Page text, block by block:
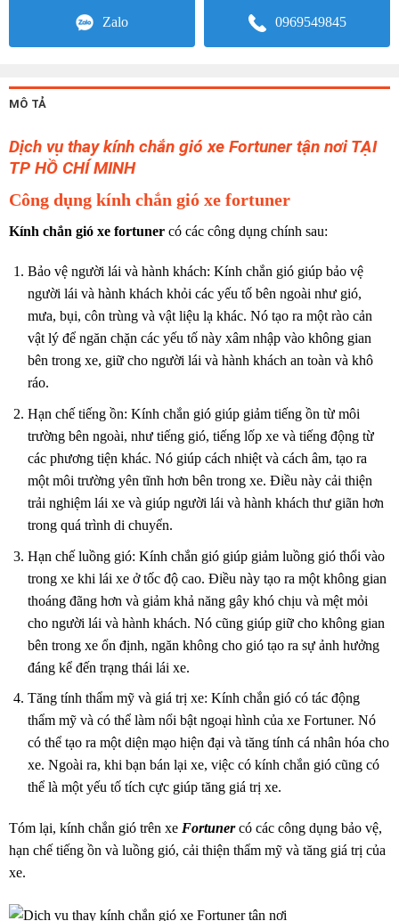
Zalo 0969549845
MÔ TẢ
Dịch vụ thay kính chắn gió xe Fortuner tận nơi TẠI
TP HỒ CHÍ MINH
Công dụng kính chắn gió xe fortuner
Kính chắn gió xe fortuner có các công dụng chính sau:
Bảo vệ người lái và hành khách: Kính chắn gió giúp bảo vệ
người lái và hành khách khỏi các yếu tố bên ngoài như gió,
mưa, bụi, côn trùng và vật liệu lạ khác. Nó tạo ra một rào cản
vật lý để ngăn chặn các yếu tố này xâm nhập vào không gian
bên trong xe, giữ cho người lái và hành khách an toàn và khô
ráo.
Hạn chế tiếng ồn: Kính chắn gió giúp giảm tiếng ồn từ môi
trường bên ngoài, như tiếng gió, tiếng lốp xe và tiếng động từ
các phương tiện khác. Nó giúp cách nhiệt và cách âm, tạo ra
một môi trường yên tĩnh hơn bên trong xe. Điều này cải thiện
trải nghiệm lái xe và giúp người lái và hành khách thư giãn hơn
trong quá trình di chuyển.
Hạn chế luồng gió: Kính chắn gió giúp giảm luồng gió thổi vào
trong xe khi lái xe ở tốc độ cao. Điều này tạo ra một không gian
thoáng đãng hơn và giảm khả năng gây khó chịu và mệt mỏi
cho người lái và hành khách. Nó cũng giúp giữ cho không gian
bên trong xe ổn định, ngăn không cho gió tạo ra sự ảnh hưởng
đáng kể đến trạng thái lái xe.
Tăng tính thẩm mỹ và giá trị xe: Kính chắn gió có tác động
thẩm mỹ và có thể làm nổi bật ngoại hình của xe Fortuner. Nó
có thể tạo ra một diện mạo hiện đại và tăng tính cá nhân hóa cho
xe. Ngoài ra, khi bạn bán lại xe, việc có kính chắn gió cũng có
thể là một yếu tố tích cực giúp tăng giá trị xe.
Tóm lại, kính chắn gió trên xe Fortuner có các công dụng bảo vệ,
hạn chế tiếng ồn và luồng gió, cải thiện thẩm mỹ và tăng giá trị của
xe.